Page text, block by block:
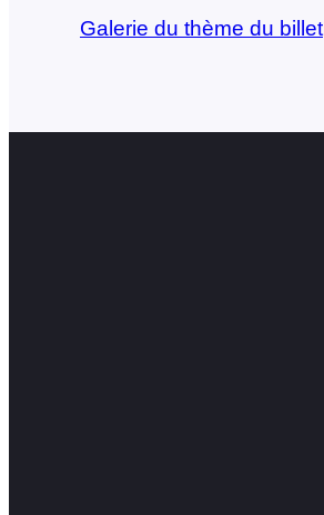
Galerie du thème du billet